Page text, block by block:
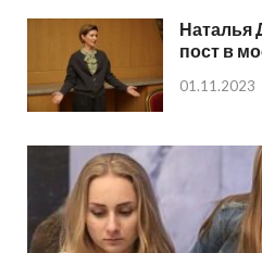
Наталья
пост в
01.11.2023